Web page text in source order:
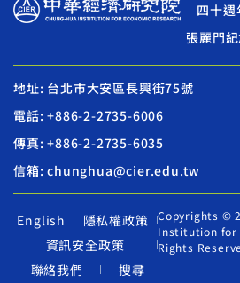
四十週
張麗門
地址: 台北市大安區長興街75號
電話: +886-2-2735-6006
傳真: +886-2-2735-6035
信箱: chunghua@cier.edu.tw
English
隱私權政策
資訊安全政策
聯絡我們
搜尋
Copyrights ©
Institution for
Rights